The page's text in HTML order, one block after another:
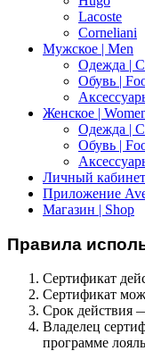
Lacoste
Corneliani
Мужское | Men
Одежда |
Обувь |
Женское |
Одежда |
Обувь |
Личный
Приложение
Магазин | Shop
Правила
Сертификат
Сертификат
Срок действия
Владелец
программе